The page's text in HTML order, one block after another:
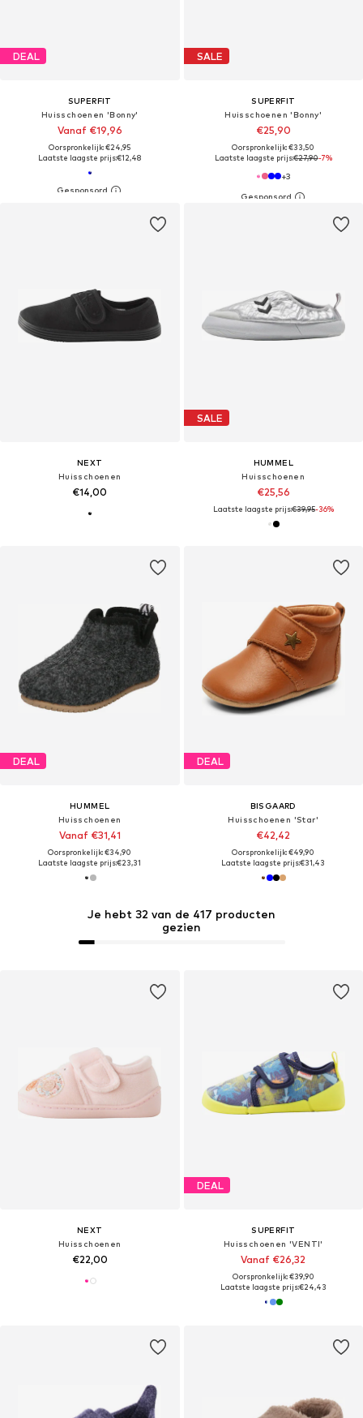
DEAL
SUPERFIT
Huisschoenen 'Bonny'
Vanaf €19,96
Oorspronkelijk: €24,95
Laatste laagste prijs:€12,48
SALE
SUPERFIT
Huisschoenen 'Bonny'
€25,90
Oorspronkelijk: €33,50
Laatste laagste prijs:€27,90-7%
+3
NEXT
Huisschoenen
€14,00
SALE
HUMMEL
Huisschoenen
€25,56
Laatste laagste prijs:€39,95-36%
DEAL
HUMMEL
Huisschoenen
Vanaf €31,41
Oorspronkelijk: €34,90
Laatste laagste prijs:€23,31
DEAL
BISGAARD
Huisschoenen 'Star'
€42,42
Oorspronkelijk: €49,90
Laatste laagste prijs:€31,43
Je hebt 32 van de 417 producten
gezien
NEXT
Huisschoenen
€22,00
DEAL
SUPERFIT
Huisschoenen 'VENTI'
Vanaf €26,32
Oorspronkelijk: €39,90
Laatste laagste prijs:€24,43